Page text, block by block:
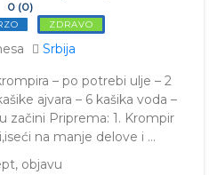
0 (0)
ZDRAVO
Srbija
– po potrebi ulje – 2
ajvara – 6 kašika voda –
začini Priprema: 1. Krompir
na manje delove i …
objavu